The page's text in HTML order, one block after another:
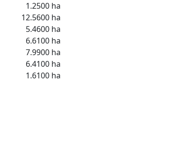
1.2500 ha
12.5600 ha
5.4600 ha
6.6100 ha
7.9900 ha
6.4100 ha
1.6100 ha